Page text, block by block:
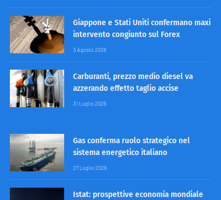
Giappone e Stati Uniti confermano maxi
intervento congiunto sul Forex
3 Agosto 2026
Carburanti, prezzo medio diesel va
azzerando effetto taglio accise
31 Luglio 2026
Gas conferma ruolo strategico nel
sistema energetico italiano
27 Luglio 2026
Istat: prospettive economia mondiale